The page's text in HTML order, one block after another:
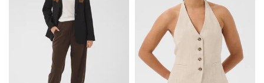
Schrijf je in voor onze nieuwsbrief om op de hoogte te blijven
over onze nieuwe collectie, en ontvang5 euro korting
op je
volgende aankoop! 😀